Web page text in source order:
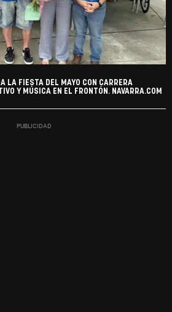
LA FIESTA DEL MAYO CON CARRERA
Y MÚSICA EN EL FRONTÓN. NAVARRA.COM